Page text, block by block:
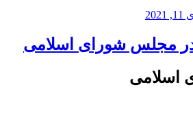
در مجلس شورای اسلامی
اسلامی